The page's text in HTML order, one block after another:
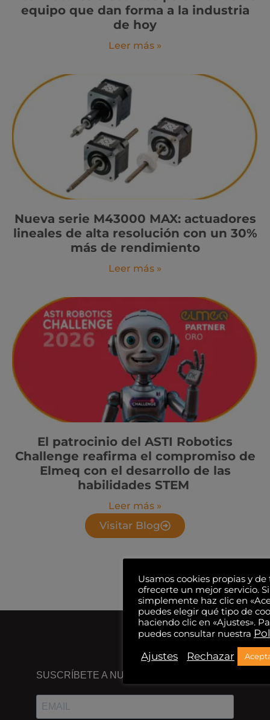
equipo que dan forma a la industria
de hoy
Leer más »
Nueva serie M43000 MAX: actuadores
lineales de alta resolución con un 30%
más de rendimiento
Leer más »
El patrocinio del ASTI Robotics
Challenge reafirma el compromiso de
Elmeq con el desarrollo de las
habilidades STEM
Leer más »
Visitar Blog
ESTAMOS
Passeig
SUSCRÍBETE A NUESTRA NEWSLETTER
Usamos cookies propias y de
ofrecerte un mejor servicio.
simplemente haz clic en
puedes elegir qué tipo de
haciendo clic en «Ajustes».
puedes consultar nuestra
Ajustes
Rechazar